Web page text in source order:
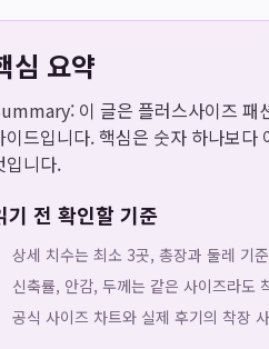
심 요약
이 글은 플러스사이즈 패
이드입니다. 핵심은 숫자 하나보다
입니다.
기 전 확인할 기준
상세 치수는 최소 3곳, 총장과 둘레 기
신축률, 안감, 두께는 같은 사이즈라도
공식 사이즈 차트와 실제 후기의 착장